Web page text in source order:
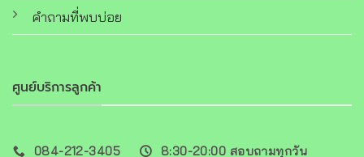
คำถามที่พบบ่อย
ศูนย์บริการลูกค้า
084-212-3405 8:30-20:00 สอบถามทุกวัน